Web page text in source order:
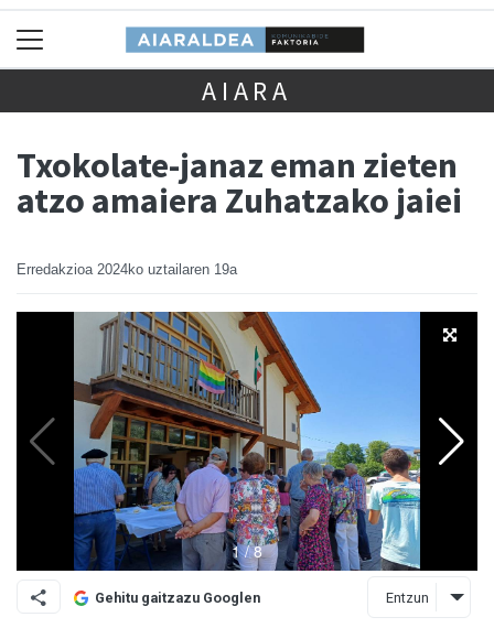
AIARA
Txokolate-janaz eman zieten
atzo amaiera Zuhatzako jaiei
Erredakzioa 2024ko uztailaren 19a
Gehitu gaitzazu Googlen Entzun